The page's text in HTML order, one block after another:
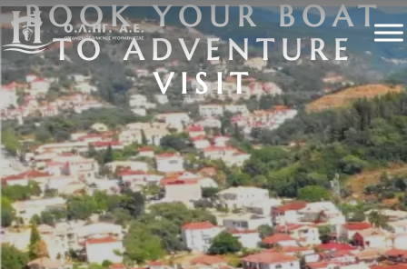
BOOK YOUR BOAT
TO ADVENTURE
VISIT